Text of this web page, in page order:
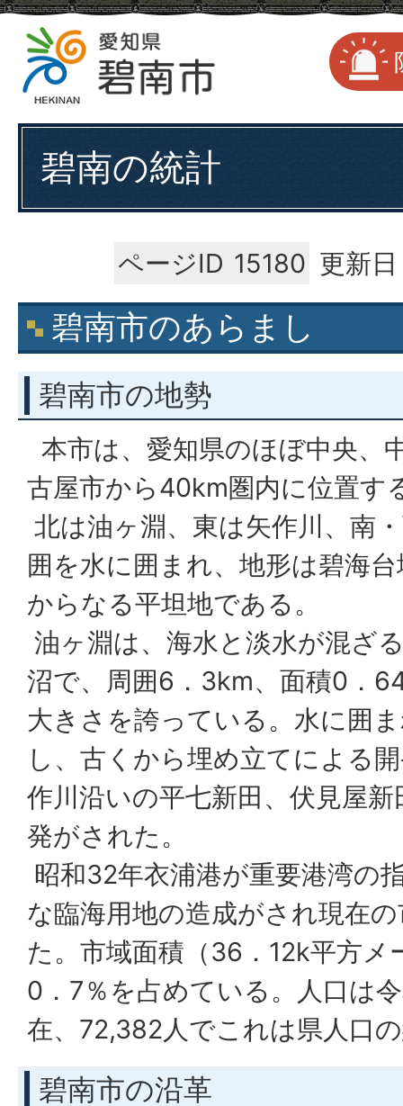
碧南の統計
ページID 15180 更新
碧南市のあらまし
碧南市の地勢
本市は、愛知県のほぼ中央、
古屋市から40km圏内に位置す
北は油ヶ淵、東は矢作川、南
囲を水に囲まれ、地形は碧海
からなる平坦地である。
油ヶ淵は、海水と淡水が混ざ
沼で、周囲6．3km、面積0．
大きさを誇っている。水に囲
し、古くから埋め立てによる
作川沿いの平七新田、伏見屋
発がされた。
昭和32年衣浦港が重要港湾の
な臨海用地の造成がされ現在
た。市域面積（36．12k平方メ
0．7％を占めている。人口は
在、72,382人でこれは県人口
碧南市の沿革